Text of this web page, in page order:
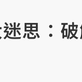
思：